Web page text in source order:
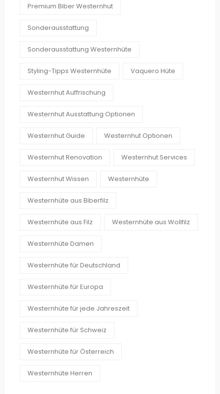
Premium Biber Westernhut
Sonderausstattung
Sonderausstattung Westernhüte
Styling-Tipps Westernhüte Vaquero Hüte
Westernhut Auffrischung
Westernhut Ausstattung Optionen
Westernhut Guide Westernhut Optionen
Westernhut Renovation Westernhut Services
Westernhut Wissen Westernhüte
Westernhüte aus Biberfilz
Westernhüte aus Filz Westernhüte aus Wollfilz
Westernhüte Damen
Westernhüte für Deutschland
Westernhüte für Europa
Westernhüte für jede Jahreszeit
Westernhüte für Schweiz
Westernhüte für Österreich
Westernhüte Herren